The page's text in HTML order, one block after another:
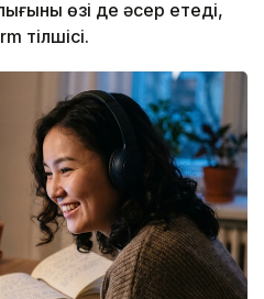
өзі де әсер етеді,
тілшісі.